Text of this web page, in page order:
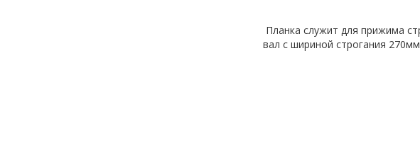
Планка служит для прижима
вал с шириной строгания